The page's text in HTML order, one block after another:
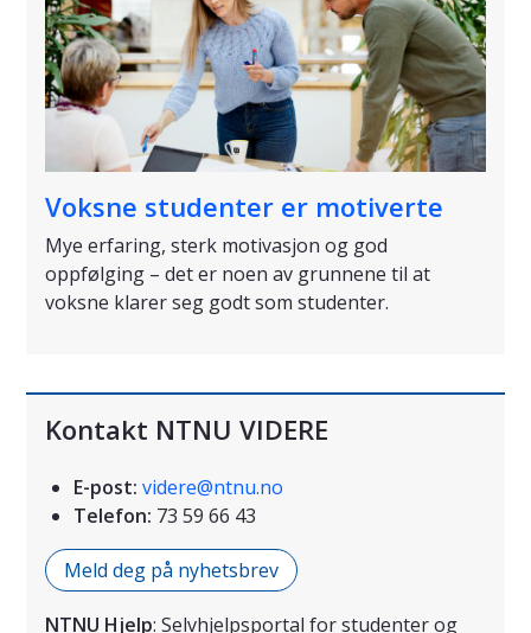
Voksne studenter er motiverte
Mye erfaring, sterk motivasjon og god
oppfølging – det er noen av grunnene til at
voksne klarer seg godt som studenter.
Kontakt NTNU VIDERE
E-post: videre@ntnu.no
Telefon: 73 59 66 43
Meld deg på nyhetsbrev
NTNU Hjelp: Selvhjelpsportal for studenter og